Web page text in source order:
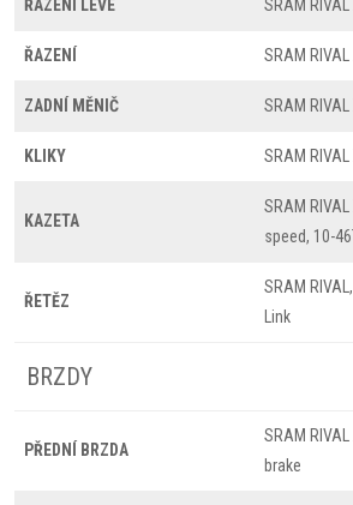
ŘAZENÍ LEVÉ SRAM
ŘAZENÍ SRAM
ZADNÍ MĚNIČ SRAM
KLIKY SRAM RIVAL
KAZETA
SRAM
speed, 10-
ŘETĚZ
SRAM
Link
BRZDY
PŘEDNÍ BRZDA
SRAM
brake